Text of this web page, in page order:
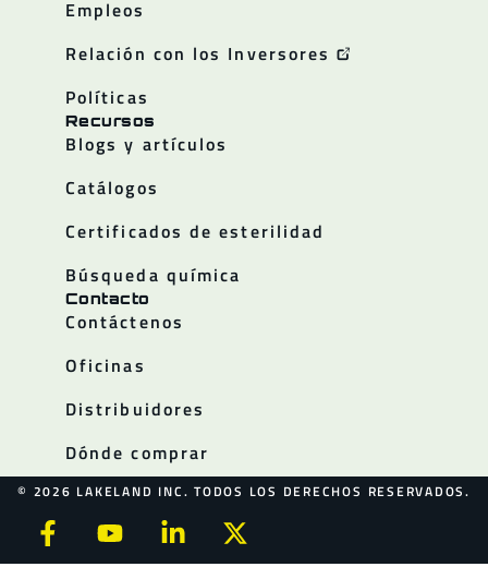
Empleos
Relación con los Inversores
Políticas
Recursos
Blogs y artículos
Catálogos
Certificados de esterilidad
Búsqueda química
Contacto
Contáctenos
Oficinas
Distribuidores
Dónde comprar
© 2026 LAKELAND INC. TODOS LOS DERECHOS RESERVADOS.